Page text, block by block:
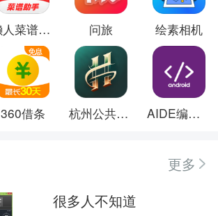
懒人菜谱助手 问旅 绘素相机
360借条 杭州公共交通 AIDE编译器
更多
很多人不知道